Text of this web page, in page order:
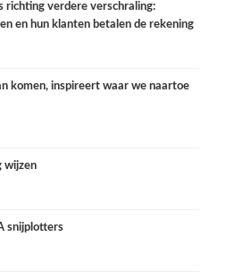
richting verdere verschraling:
en hun klanten betalen de rekening
komen, inspireert waar we naartoe
wijzen
snijplotters